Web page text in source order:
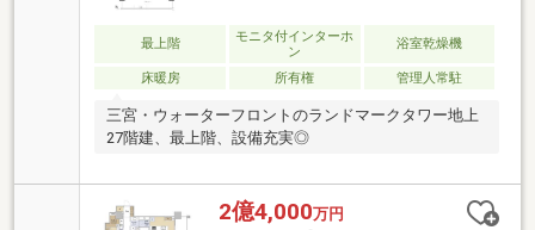
を放送中！物件の売却相談も承ります！圧倒的な広告
量でより早く高く売ります！
最上階
モニタ付インターホ
ン
浴室乾燥機
床暖房 所有権 管理人常駐
三宮・ウォーターフロントのランドマークタワー地上
27階建、最上階、設備充実◎
2億4,000万円